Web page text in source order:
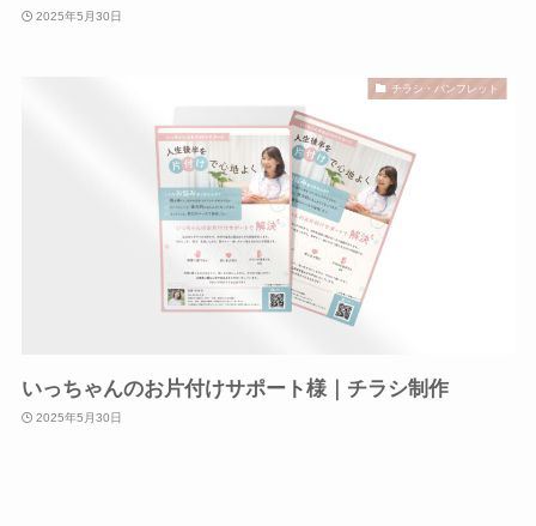
2025年5月30日
チラシ・パンフレット
いっちゃんのお片付けサポート様｜チラシ制作
2025年5月30日